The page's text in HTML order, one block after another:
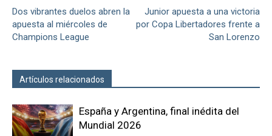
Dos vibrantes duelos abren la
apuesta al miércoles de
Champions League
Junior apuesta a una victoria
por Copa Libertadores frente a
San Lorenzo
Artículos relacionados
España y Argentina, final inédita del
Mundial 2026